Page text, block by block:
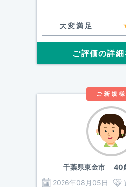
大変満足
ご評価の詳細
ご新規様
千葉県東金市40
2026年08月05日